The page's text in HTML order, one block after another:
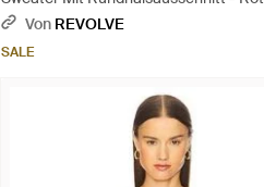
Von REVOLVE
SALE